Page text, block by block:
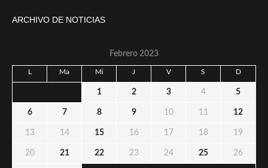
ARCHIVO DE NOTICIAS
Febrero 2023
L Ma Mi J V S D
1 2 3 4 5
6 7 8 9 10 11 12
13 14 15 16 17 18 19
20 21 22 23 24 25 26